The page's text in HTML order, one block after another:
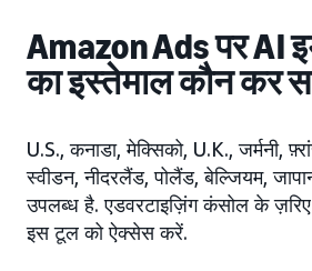
Amazon Ads पर AI
का इस्तेमाल कौन कर
U.S., कनाडा, मेक्सिको, U.K., जर्मनी,
स्वीडन, नीदरलैंड, पोलैंड, बेल्जियम,
उपलब्ध है. एडवरटाइज़िंग कंसोल के ज़रिए
इस टूल को ऐक्सेस करें.